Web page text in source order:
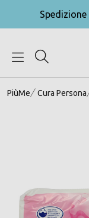
Spedizione
PiùMe Cura Persona